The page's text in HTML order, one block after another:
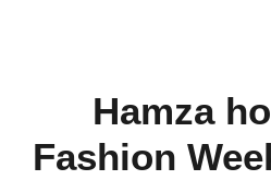
Hamza
Fashion